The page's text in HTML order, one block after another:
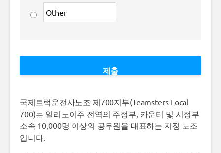
국제트럭운전사노조 제700지부(Teamsters Local
700)는 일리노이주 전역의 주정부, 카운티 및 시정부
소속 10,000명 이상의 공무원을 대표하는 지정 노조
입니다.